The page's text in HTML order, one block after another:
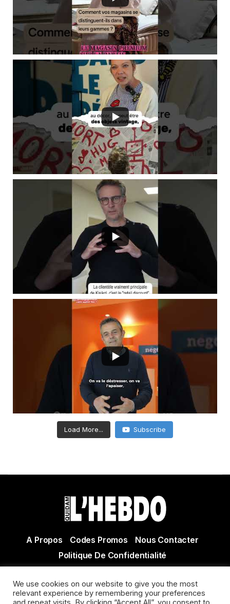
Load More... Subscribe
A Propos Codes Promos
Nous Contacter
Politique De Confidentialité
Actualité Agen - Actualité en lot et Garonne - Actualité
Villeneuve sur Lot
We use cookies on our website to give you the most
relevant experience by remembering your preferences